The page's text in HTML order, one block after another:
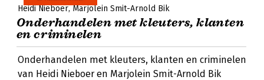
Heidi Nieboer Marjolein Smit-Arnold Bik
Onderhandelen met kleuters, klanten
en criminelen
Onderhandelen met kleuters, klanten en criminelen
van Heidi Nieboer en Marjolein Smit-Arnold Bik